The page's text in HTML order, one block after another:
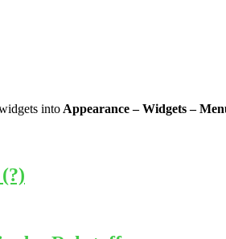
into Appearance – Widgets –